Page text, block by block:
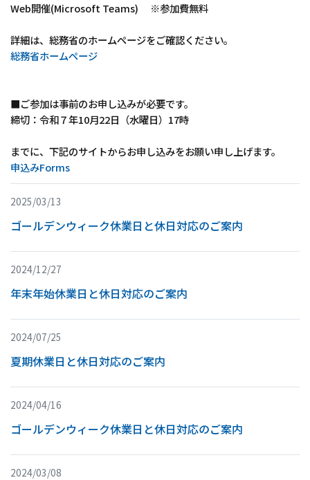
Web開催(Microsoft Teams) ※参加費無料
詳細は、総務省のホームページをご確認ください。
総務省ホームページ
■ご参加は事前のお申し込みが必要です。
締切：令和７年10月22日（水曜日）17時
までに、下記のサイトからお申し込みをお願い申し上げます。
申込みForms
2025/03/13
ゴールデンウィーク休業日と休日対応のご案内
2024/12/27
年末年始休業日と休日対応のご案内
2024/07/25
夏期休業日と休日対応のご案内
2024/04/16
ゴールデンウィーク休業日と休日対応のご案内
2024/03/08